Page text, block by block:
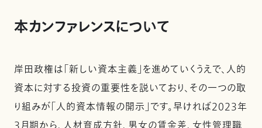
本カンファレンスについて
岸田政権は「新しい資本主義」を進めていくうえで、人的
資本に対する投資の重要性を説いており、その一つの取
り組みが「人的資本情報の開示」です。早ければ2023年